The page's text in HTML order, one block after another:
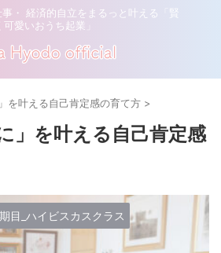
・ 経済的自立をまるっと叶える「賢
可愛いおうち起業」
を叶える自己肯定感の育て方 >
」を叶える自己肯定感
目_ハイビスカスクラス